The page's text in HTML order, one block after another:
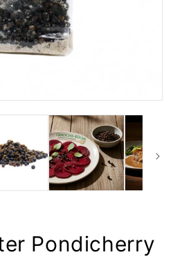
Pondicherry